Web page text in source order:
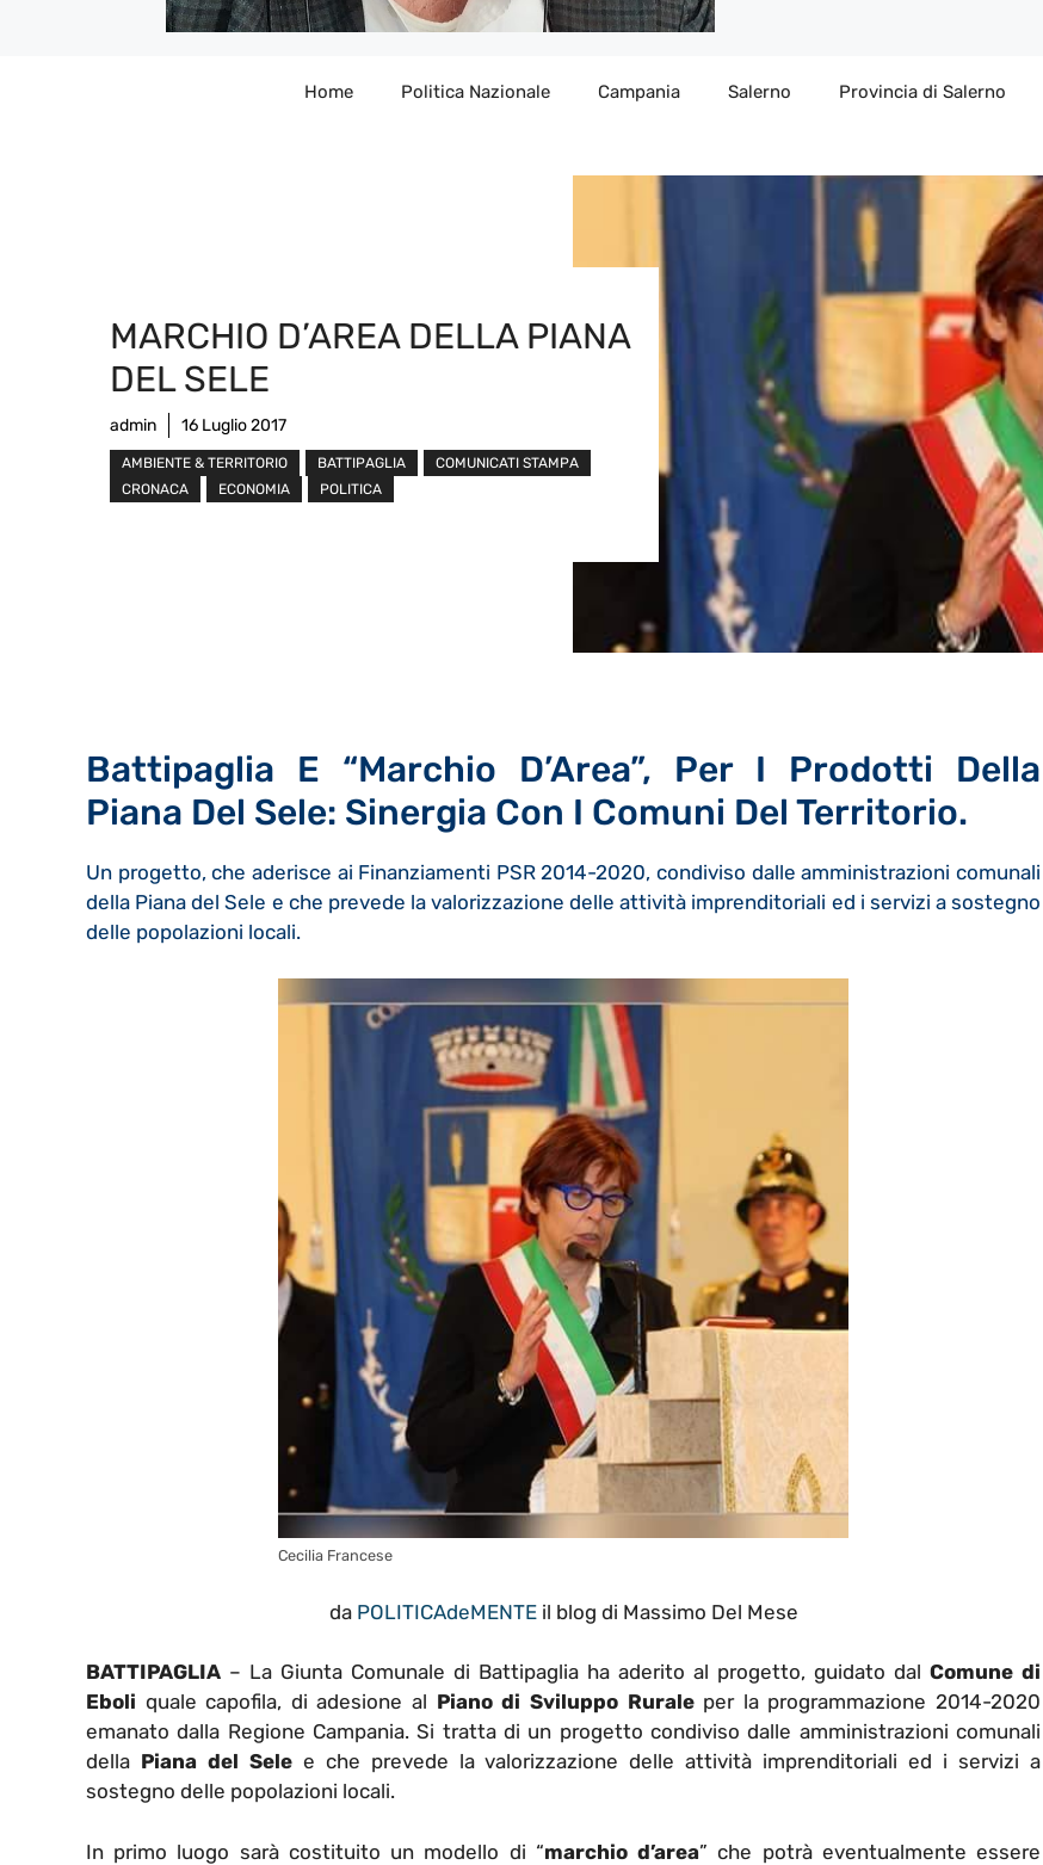
Home Politica Nazionale Campania Salerno Provincia di Salerno
MARCHIO D’AREA DELLA PIANA
DEL SELE
admin 16 Luglio 2017
AMBIENTE & TERRITORIO BATTIPAGLIA
COMUNICATI STAMPA
CRONACA
ECONOMIA POLITICA
Battipaglia E “Marchio D’Area”, Per I Prodotti Della
Piana Del Sele: Sinergia Con I Comuni Del Territorio.
Un progetto, che aderisce ai Finanziamenti PSR 2014-2020, condiviso dalle amministrazioni comunali
della Piana del Sele e che prevede la valorizzazione delle attività imprenditoriali ed i servizi a sostegno
delle popolazioni locali.
Cecilia Francese
da POLITICAdeMENTEil blog di Massimo Del Mese
BATTIPAGLIA – La Giunta Comunale di Battipaglia ha aderito al progetto, guidato dal Comune di
Eboli quale capofila, di adesione al Piano di Sviluppo Ruraleper la programmazione 2014-2020
emanato dalla Regione Campania. Si tratta di un progetto condiviso dalle amministrazioni comunali
della Piana del Selee che prevede la valorizzazione delle attività imprenditoriali ed i servizi a
sostegno delle popolazioni locali.
In primo luogo sarà costituito un modello di “marchio d’area” che potrà eventualmente essere